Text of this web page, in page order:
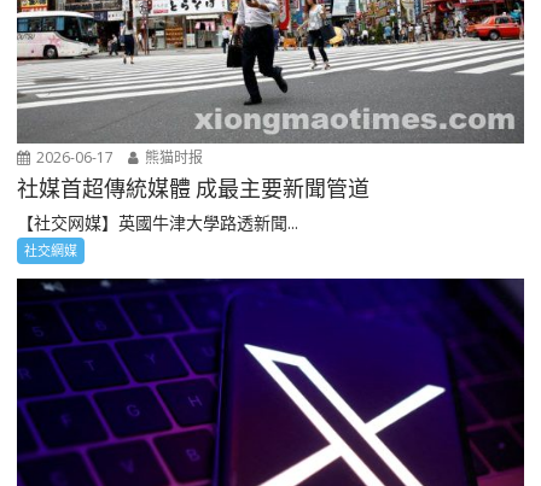
2026-06-17 熊猫时报
社媒首超傳統媒體 成最主要新聞管道
【社交网媒】英國牛津大學路透新聞...
社交網媒